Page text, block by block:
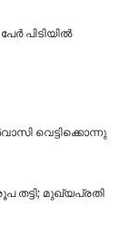
പിടിയിൽ
വെട്ടിക്കൊന്നു
തട്ടി; മുഖ്യപ്രതി